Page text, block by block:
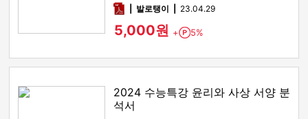
pdf발로탱이 23.04.29
5,000원 + Point
5%
2024 수능특강 윤리와 사상 서양 분
석서